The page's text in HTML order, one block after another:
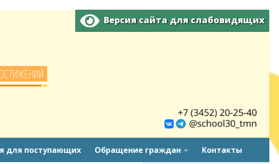
Версия сайта для слабовидящих
для поступающих Обращение граждан Контакты